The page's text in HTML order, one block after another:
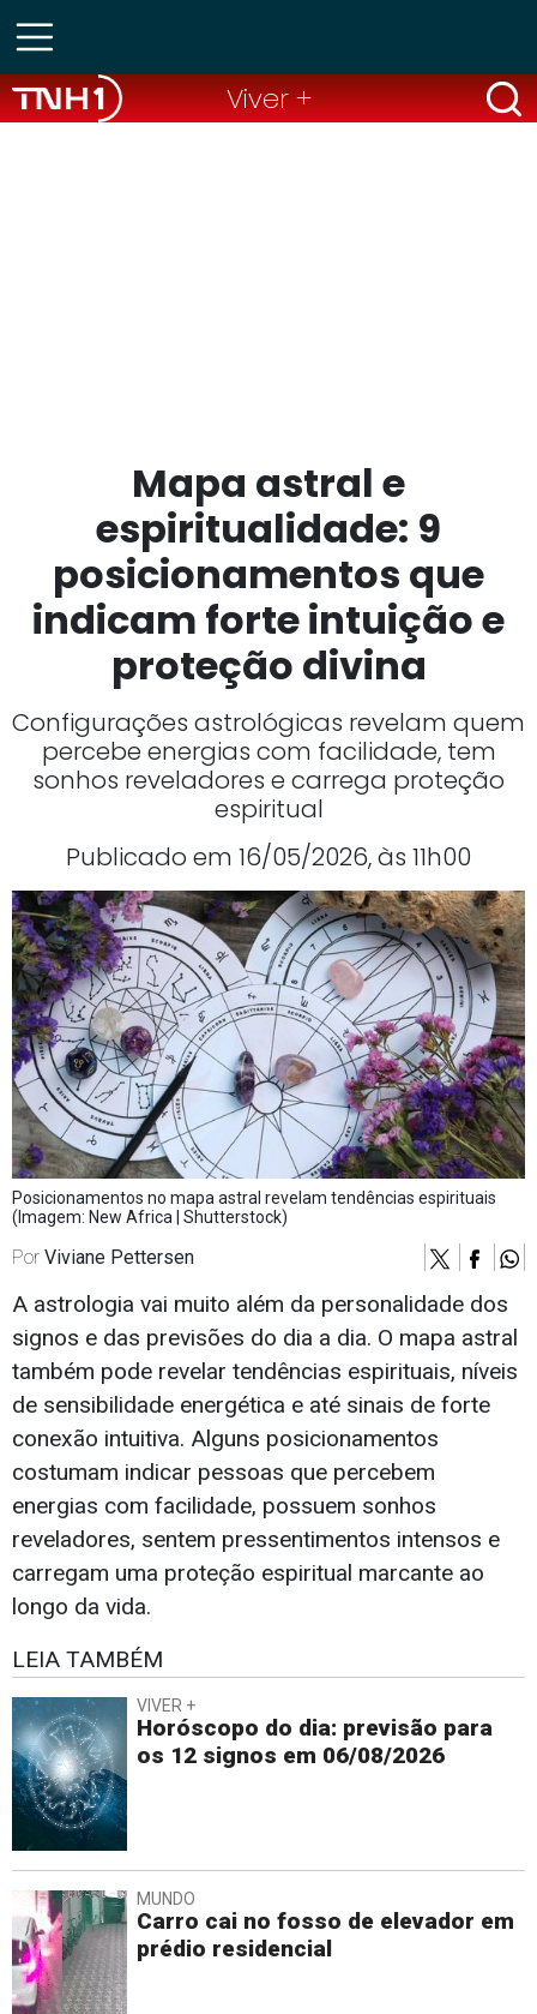
Viver +
Mapa astral e
espiritualidade: 9
posicionamentos que
indicam forte intuição e
proteção divina
Configurações astrológicas revelam quem
percebe energias com facilidade, tem
sonhos reveladores e carrega proteção
espiritual
Publicado em 16/05/2026, às 11h00
Posicionamentos no mapa astral revelam tendências espirituais
(Imagem: New Africa | Shutterstock)
Por Viviane Pettersen
A astrologia vai muito além da personalidade dos
signos e das previsões do dia a dia. O mapa astral
também pode revelar tendências espirituais, níveis
de sensibilidade energética e até sinais de forte
conexão intuitiva. Alguns posicionamentos
costumam indicar pessoas que percebem
energias com facilidade, possuem sonhos
reveladores, sentem pressentimentos intensos e
carregam uma proteção espiritual marcante ao
longo da vida.
LEIA TAMBÉM
VIVER +
Horóscopo do dia: previsão para
os 12 signos em 06/08/2026
MUNDO
Carro cai no fosso de elevador em
prédio residencial